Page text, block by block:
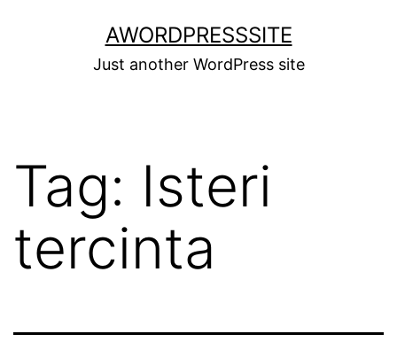
AWORDPRESSSITE
Just another WordPress site
Tag: Isteri
tercinta